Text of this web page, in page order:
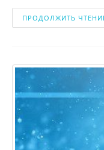
ПРОДОЛЖИТЬ